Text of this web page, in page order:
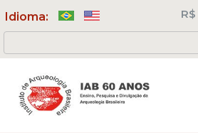
Idioma: R$